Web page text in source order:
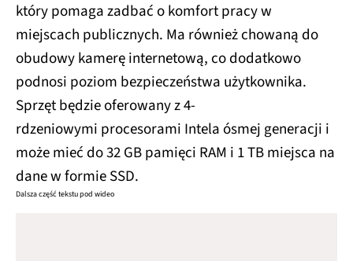
który pomaga zadbać o komfort pracy w
miejscach publicznych. Ma również chowaną do
obudowy kamerę internetową, co dodatkowo
podnosi poziom bezpieczeństwa użytkownika.
Sprzęt będzie oferowany z 4-
rdzeniowymi procesorami Intela ósmej generacji i
może mieć do 32 GB pamięci RAM i 1 TB miejsca na
dane w formie SSD.
Dalsza część tekstu pod wideo